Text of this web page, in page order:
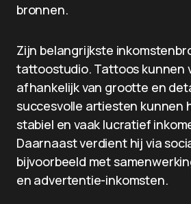
bronnen.
Zijn belangrijkste
tattoostudio. Tattoos kunnen
afhankelijk van grootte en
succesvolle artiesten kunnen
stabiel en vaak lucratief
Daarnaast verdient hij via
bijvoorbeeld met
en advertentie-inkomsten.